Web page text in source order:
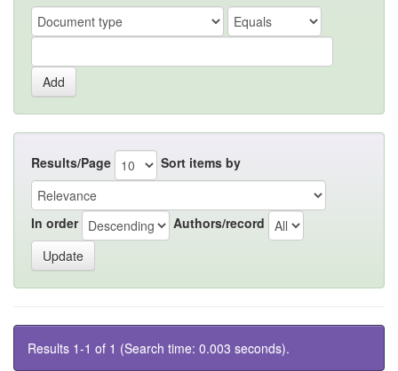
Results/Page Sort items by
In order Authors/record
Results 1-1 of 1 (Search time: 0.003 seconds).